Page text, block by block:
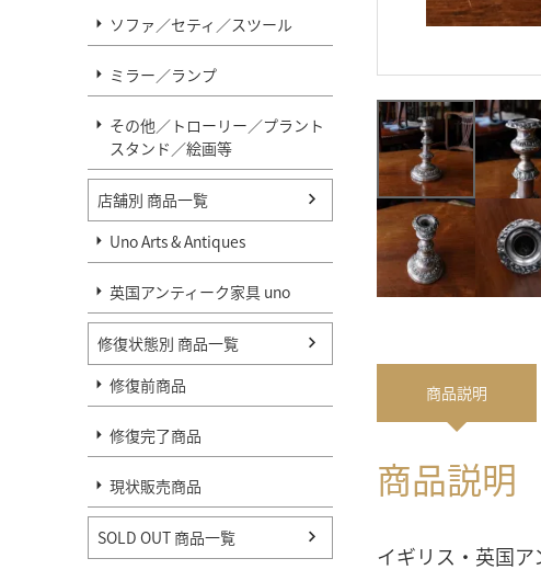
ソファ／セティ／スツール
ミラー／ランプ
その他／トローリー／プラント
スタンド／絵画等
店舗別 商品一覧
Uno Arts & Antiques
英国アンティーク家具 uno
修復状態別 商品一覧
修復前商品
修復完了商品
現状販売商品
SOLD OUT 商品一覧
商品説明
商品説明
イギリス・英国ア